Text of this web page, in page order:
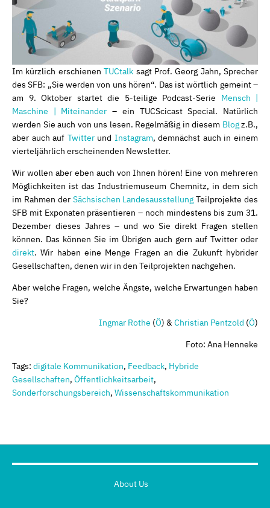
Im kürzlich erschienenTUCtalk sagt Prof. Georg Jahn, Sprecher
des SFB: „Sie werden von uns hören“. Das ist wörtlich gemeint –
am 9. Oktober startet die 5-teilige Podcast-Serie Mensch |
Maschine | Miteinander – ein TUCScicast Special. Natürlich
werden Sie auch von uns lesen. Regelmäßig in diesem Blogz.B.,
aber auch auf Twitter und Instagram, demnächst auch in einem
vierteljährlich erscheinenden Newsletter.
Wir wollen aber eben auch von Ihnen hören! Eine von mehreren
Möglichkeiten ist das Industriemuseum Chemnitz, in dem sich
im Rahmen der Sächsischen Landesausstellung Teilprojekte des
SFB mit Exponaten präsentieren – noch mindestens bis zum 31.
Dezember dieses Jahres – und wo Sie direkt Fragen stellen
können. Das können Sie im Übrigen auch gern auf Twitter oder
direkt. Wir haben eine Menge Fragen an die Zukunft hybrider
Gesellschaften, denen wir in den Teilprojekten nachgehen.
Aber welche Fragen, welche Ängste, welche Erwartungen haben
Sie?
Ingmar Rothe (Ö) &Christian Pentzold (Ö)
Foto: Ana Henneke
Tags: digitale Kommunikation, Feedback, Hybride
Gesellschaften, Öffentlichkeitsarbeit,
Sonderforschungsbereich, Wissenschaftskommunikation
About Us